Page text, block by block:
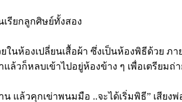
เรียกลูกศิษย์ทั้งสอง
นห้องเปลี่ยนเสื้อผ้า ซึ่งเป็นห้องพิธีด้วย
วก็หลบเข้าไปอยู่ห้องข้าง ๆ เพื่อเตรียม
น แล้วคุกเข่าพนมมือ ..จะได้เริ่มพิธี” เสี